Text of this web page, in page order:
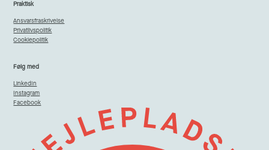
Praktisk
Ansvarsfraskrivelse
Privatlivspolitik
Cookiepolitik
Følg med
LinkedIn
Instagram
Facebook